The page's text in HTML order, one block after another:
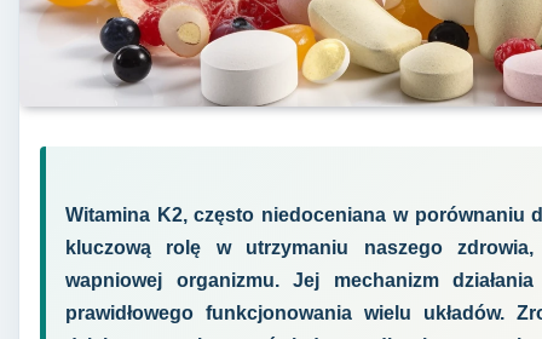
Witamina K2, często niedoceniana w porównaniu
kluczową rolę w utrzymaniu naszego
wapniowej organizmu. Jej mechanizm
prawidłowego funkcjonowania wielu układów.